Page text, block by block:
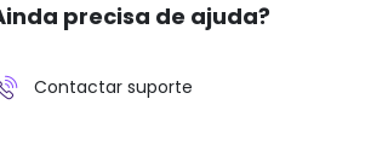
precisa de ajuda?
Contactar suporte